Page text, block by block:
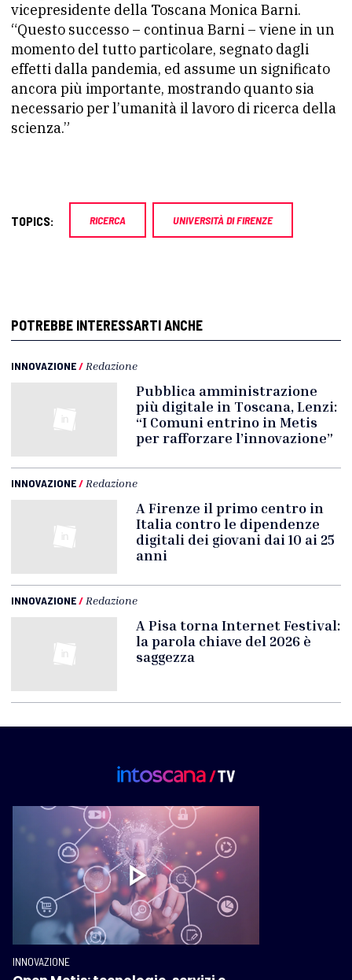
vicepresidente della Toscana Monica Barni.
“Questo successo – continua Barni – viene in un
momento del tutto particolare, segnato dagli
effetti dalla pandemia, ed assume un significato
ancora più importante, mostrando quanto sia
necessario per l’umanità il lavoro di ricerca della
scienza.”
TOPICS: RICERCA UNIVERSITÀ DI FIRENZE
POTREBBE INTERESSARTI ANCHE
INNOVAZIONE/ Redazione
Pubblica amministrazione
più digitale in Toscana, Lenzi:
“I Comuni entrino in Metis
per rafforzare l’innovazione”
INNOVAZIONE/ Redazione
A Firenze il primo centro in
Italia contro le dipendenze
digitali dei giovani dai 10 ai 25
anni
INNOVAZIONE/ Redazione
A Pisa torna Internet Festival:
la parola chiave del 2026 è
saggezza
INNOVAZIONE